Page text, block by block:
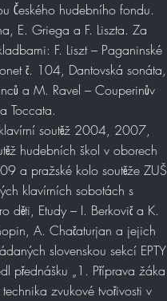
Českého hudebního fondu.
E. Griega a F. Liszta. Za
F. Liszt – Paganinské
č. 104, Dantovská sonáta,
a M. Ravel – Couperinův
Toccata.
soutěž 2004, 2007,
hudebních škol v oborech
a pražské kolo soutěže ZUŠ
klavírních sobotách s
děti, Etudy – I. Berkovič a K.
A. Chačaturjan a jejich
slovenskou sekcí EPTY
přednášku „1. Příprava žáka
zvukové tvořivosti v